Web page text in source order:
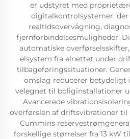
er udstyret med
digitalkontrolsystemer,
realtidsovervågning,
fjernforbindelsesmuligheder.
automatiske
elsystem fra elnettet under
tilbageføringssituationer.
omslag reducerer betydeligt
velegnet til boliginstallationer
Avancerede
overførslen af driftsvibrationer
Cummins
forskellige størrelser fra 13 kW